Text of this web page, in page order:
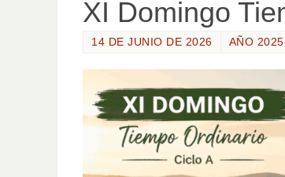
XI Domingo
14 DE JUNIO DE 2026 AÑO